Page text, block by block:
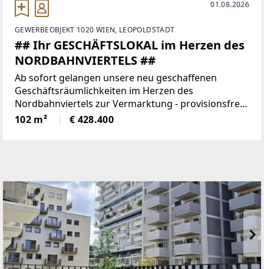
01.08.2026
GEWERBEOBJEKT 1020 WIEN, LEOPOLDSTADT
## Ihr GESCHÄFTSLOKAL im Herzen des
NORDBAHNVIERTELS ##
Ab sofort gelangen unsere neu geschaffenen
Geschäftsräumlichkeiten im Herzen des
Nordbahnviertels zur Vermarktung - provisionsfrei
& individuell gestaltbar! KEYFACTS * Über 10.000 neu
geschaffene Wohnungen als potenzielle
102 m² € 428.400